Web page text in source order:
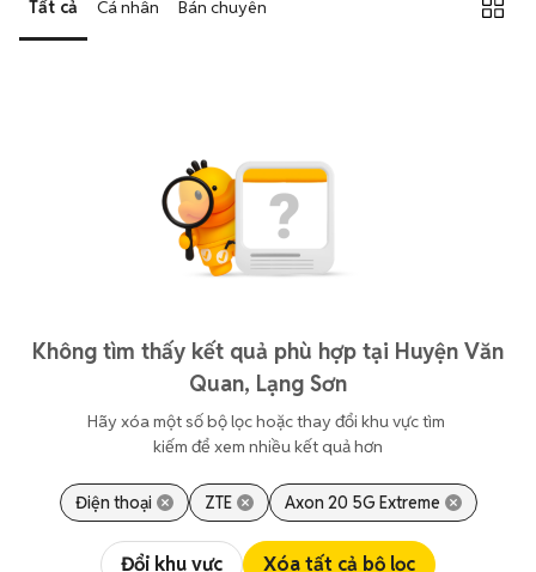
Tất cả Cá nhân Bán chuyên
Không tìm thấy kết quả phù hợp tại Huyện Văn
Quan, Lạng Sơn
Hãy xóa một số bộ lọc hoặc thay đổi khu vực tìm
kiếm để xem nhiều kết quả hơn
Điện thoại ZTE Axon 20 5G Extreme
Đổi khu vực Xóa tất cả bộ lọc